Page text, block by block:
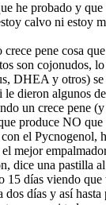
he probado y
calvo ni estoy
pene cosa
son cojonudos,
DHEA y otros)
le dieron algunos
un crece pene
produce NO que
el Pycnogenol,
mejor
dice una pastilla
15 días viendo
días y así